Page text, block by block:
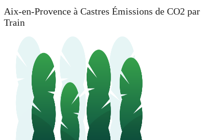
Aix-en-Provence à Castres Émissions de CO2 par
Train